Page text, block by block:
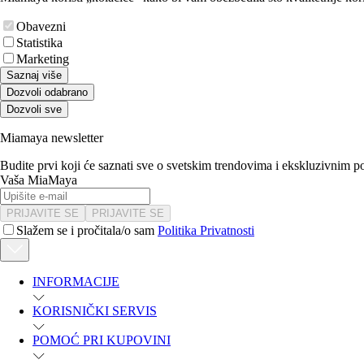
Obavezni
Statistika
Marketing
Saznaj više
Dozvoli odabrano
Dozvoli sve
Miamaya newsletter
Budite prvi koji će saznati sve o svetskim trendovima i ekskluzivnim
Vaša MiaMaya
PRIJAVITE SE PRIJAVITE SE
Slažem se i pročitala/o sam Politika Privatnosti
INFORMACIJE
KORISNIČKI SERVIS
POMOĆ PRI KUPOVINI